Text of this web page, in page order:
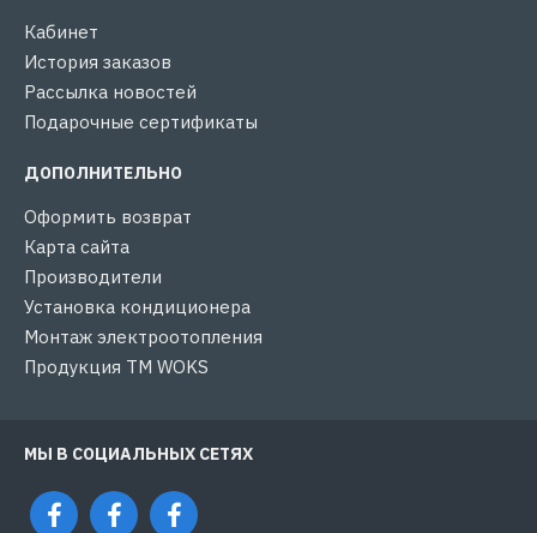
Кабинет
История заказов
Рассылка новостей
Подарочные сертификаты
ДОПОЛНИТЕЛЬНО
Оформить возврат
Карта сайта
Производители
Установка кондиционера
Монтаж электроотопления
Продукция ТМ WOKS
МЫ В СОЦИАЛЬНЫХ СЕТЯХ